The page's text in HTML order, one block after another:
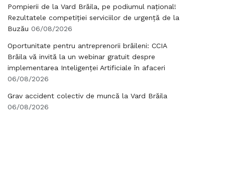
Pompierii de la Vard Brăila, pe podiumul național!
Rezultatele competiției serviciilor de urgență de la
Buzău 06/08/2026
Oportunitate pentru antreprenorii brăileni: CCIA
Brăila vă invită la un webinar gratuit despre
implementarea Inteligenței Artificiale în afaceri
06/08/2026
Grav accident colectiv de muncă la Vard Brăila
06/08/2026